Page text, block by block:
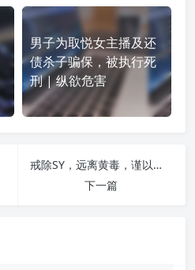
男子为取悦女主播及还
债杀子骗保，被执行死
刑 | 纵欲危害
戒除SY，远离黄毒，谨以此拙文与广大的青年共勉。 | 纵欲危害
下一篇